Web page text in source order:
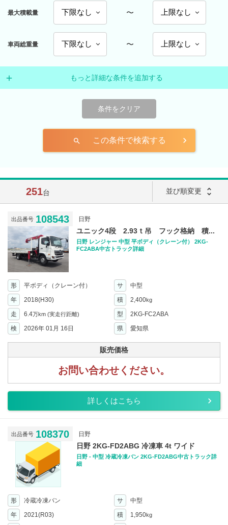
最大積載量 〜
車両総重量 〜
もっと詳細な条件を追加する
条件をクリア
search この条件で検索する
251台 並び順変更 unfold_more
出品番号 108543 日野
ユニック4段 2.93ｔ吊 フック格納 積...
日野 レンジャー 中型 平ボディ（クレーン付） 2KG-
FC2ABA中古トラック詳細
形 平ボディ（クレーン付） サ
中型
年
2018(H30) 積 2,400kg
走 6.4万km (実走行距離) 型
2KG-FC2ABA
検
2026年 01月 16日 県 愛知県
販売価格
お問い合わせください。
詳しくはこちら
出品番号 108370 日野
日野 2KG-FD2ABG 冷凍車 4t ワイド
日野 - 中型 冷蔵冷凍バン 2KG-FD2ABG中古トラック詳
細
形 冷蔵冷凍バン サ
中型
年
2021(R03) 積 1,950kg